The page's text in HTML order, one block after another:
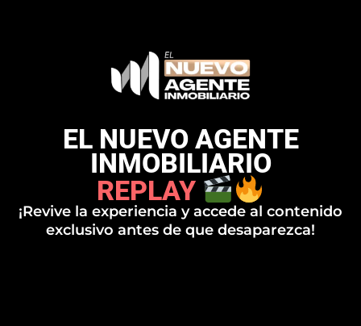
EL NUEVO AGENTE
INMOBILIARIO
REPLAY
¡Revive la experiencia y accede al contenido
exclusivo antes de que desaparezca!